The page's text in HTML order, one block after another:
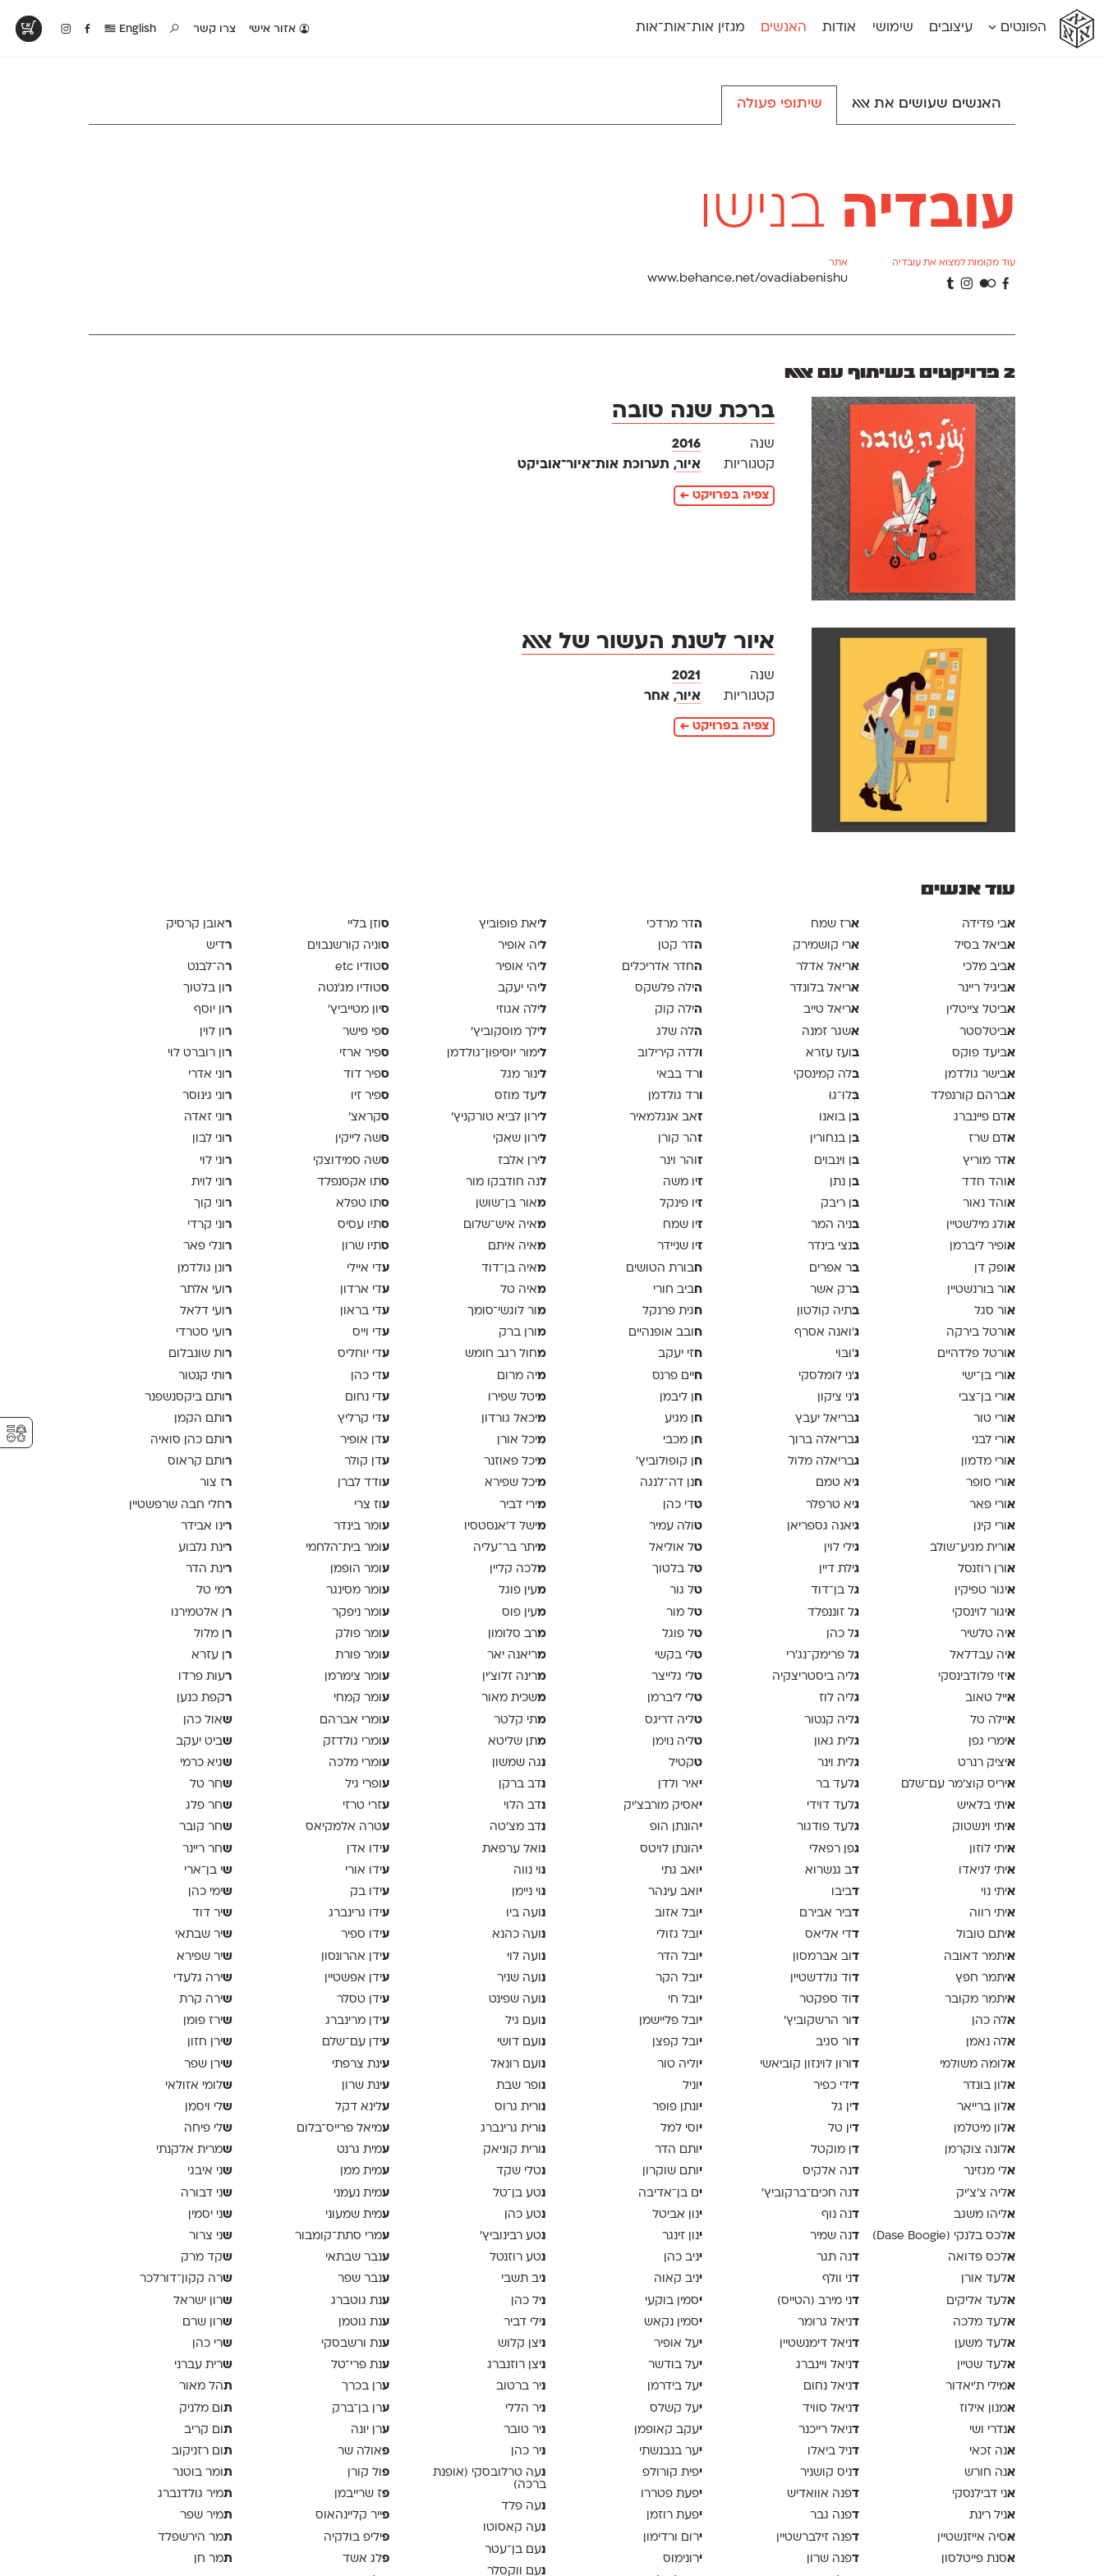
אא
אא
א
א
הפונטים עיצובים שימושי אודות האנשים מגזין אות־אות־אות אזור אישי צרו קשר English
מטריפים שנעשו עם
פונטים על־גבי דף A4
של הפונטים שלנו זה
האנשים שעושים את אאא שיתופי פעולה
עובדיה בנישו
עוד מקומות למצוא את עובדיה
Γ
β
Θ
Τ
אתר
www.behance.net/ovadiabenishu
2 פרויקטים בשיתוף עם אאא
ברכת שנה טובה
שנה
2016
קטגוריות
איור, תערוכת אות־איור־אוביקט
צפיה בפרויקט ←
איור לשנת העשור של אאא
שנה
2021
קטגוריות
איור, אחר
צפיה בפרויקט ←
עוד אנשים
אבי פדידה
אביאל בסיל
אביב מלכי
אביגיל ריינר
אביטל צייטלין
אביטלסטר
אביעד פוקס
אבישר גולדמן
אברהם קורנפלד
אדם פיינברג
אדם שרז
אדר מוריץ
אוהד חדד
אוהד נאור
אולג מילשטיין
אופיר ליברמן
אופק דן
אור בורנשטיין
אור סגל
אורטל בירקה
אורטל פלדהיים
אורי בן־ישי
אורי בן־צבי
אורי טור
אורי לבני
אורי מדמון
אורי סופר
אורי פאר
אורי קינן
אורית מגיע־שולב
אורן רוזנסל
איגור טפיקין
איגור לוינסקי
איה טלשיר
איה עבדלאל
איזי פלודבינסקי
אייל טאוב
איילה טל
אימרי גפן
איציק רנרט
איריס קוצ׳מר עם־שלם
איתי בלאיש
איתי וינשטוק
איתי לוזון
איתי לניאדו
איתי נוי
איתי רווה
איתם טובול
איתמר דאובה
איתמר חפץ
איתמר מקובר
אלה כהן
אלה נאמן
אלומה משולמי
אלון בונדר
אלון ברייאר
אלון מיטלמן
אלונה צוקרמן
אלי מגזינר
אליה צ׳צ׳יק
אליהו משגב
אלכס בלנקי (Dase Boogie)
אלכס פדואה
אלעד אורן
אלעד אליקים
אלעד מלכה
אלעד משען
אלעד שטיין
אמילי ת׳יאדור
אמנון אילוז
אנדרי ושי
אנה זכאי
אנה חורש
אני דבילנסקי
אניל רינת
אסיה אייזנשטיין
אסנת פייטלסון
ארז שמח
ארי קושמירק
אריאל אדלר
אריאל בלונדר
אריאל טייב
אשגר זמנה
ב ועז עזרא
בלה קמינסקי
בְּלוּ־גוּ
ב ן בואנו
ב ן בנחורין
ב ן וינבוים
ב ן נתן
ב ן ריבק
בניה המר
בנצי בינדר
בר אפרים
ברק אשר
בתיה קולטון
ג'ואנה אסרף
ג'וּבּוֹי
ג׳ני לומלסקי
ג׳ני ציקון
גבריאל יעבץ
גבריאלה ברוך
גבריאלה מלול
גיא טמם
גיא טרפלר
גיאנה גספריאן
גילי לוין
גילת דיין
גל בן־דוד
גל זוננפלד
גל כהן
גל פרימק־נג׳רי
גליה ביסטריצקיה
גליה לוז
גליה קנטור
גלית גאון
גלית וינר
גלעד בר
גלעד דוידי
גלעד פודגור
גפן רפאלי
דב גנשרוא
דביבו
דביר אבירם
דדי אליאס
ד וב אברמסון
ד וד גולדשטיין
ד וד ספקטר
ד ור הרשקוביץ׳
ד ור סגיב
ד ורון לוינזון קוביאשי
דידי כפיר
דין גל
דין טל
ד ן מוקטל
דנה אלקיס
דנה חכים־ברקוביץ׳
דנה נוף
דנה שמיר
דנה תגר
דני וולף
דני מירב (הטייס)
דניאל גרומר
דניאל דימנשטיין
דניאל ויינברג
דניאל נחום
דניאל סוויד
דניאל רייכנר
דניל ביאלו
דניס קושניר
דפנה אוואדיש
דפנה גבר
דפנה זילברשטיין
דפנה שרון
הדר מרדכי
הדר קטן
החדר אדריכלים
הילה פלשקס
הילה קוק
הִלה שלג
ולדה קירילוב
רד בבאי
ורד גולדמן
זאב אנגלמאיר
זהר קורן
זוהר וינר
זיו משה
זיו פינקל
זיו שמח
זיו שניידר
חבורת הטושים
ח ביב חורי
ח גית פרנקל
ח ובב אופנהיים
חזי יעקב
חיים פרנס
ח ן ליבמן
ח ן מגיע
ח ן מכבי
ח ן קופולוביץ'
חנן דה־לנגה
טדי כהן
טולה עמיר
טל אוליאל
טל בלטוך
טל גור
טל מור
טל פוגל
טלי בקשי
טלי גלייצר
טלי ליברמן
טליה דריגס
טליה נוימן
טקטיל
יאיר ולדן
יאסיק מורבצ'יק
יהונתן הופ
יהונתן לויטס
יואב גתי
יואב עינהר
יובל אזוב
יובל גזולי
יובל הדר
יובל הקר
יובל חי
יובל פליישמן
יובל קפצן
יוליה טור
יוניל
יונתן פופר
יוסי למל
יותם הדר
יותם שוקרון
ים בן־אדיבה
ינון אביטל
ינון זינגר
יניב כהן
יניב קאוה
יסמין בוקעי
יסמין נקאש
יעל אופיר
יעל בודשר
יעל בידרמן
יעל קשלס
יעקב קאופמן
יער בנבנשתי
יפית קורולפ
יפעת פטררו
יפעת רוזמן
ירום ורדימון
ירונימוס
ליאת פופוביץ
ליה אופיר
ליהי אופיר
ליהי יעקב
לילה אגוזי
לילך מוסקוביץ'
לימור יוסיפון־גולדמן
לינור מגל
ליעד מוזס
לירון לביא טורקניץ׳
לירון שאקי
לירן אלבז
לנה חודבקו מור
מאור בן־שושן
מאיה איש־שלום
מאיה איתם
מאיה בן־דוד
מאיה טל
מ ור לוגשי־סומך
מ ורן ברק
מחול רגב חומש
מיה מרום
מיטל שפירו
מיכאל גורדון
מיכל אורן
מיכל פאוזנר
מיכל שפירא
מירי דביר
מישל ד׳אנסטסיו
מיתר בר־עליה
מלכה קליין
מעין פוגל
מעין פוס
מרב סלומון
מריאנה יאר
מרינה זלוצ׳ין
משכית מאור
מתי קלטר
מתן שליטא
נגה שמשון
נדב ברקן
נדב הלוי
נדב מצ׳טה
נ ואל ערפאת
נ וי נווה
נ וי ניימן
נ ועה ביו
נ ועה כהנא
נ ועה לוי
נ ועה שניר
נ ועה שפינט
נ ועם גיל
נ ועם דושי
נ ועם רונאל
נ ופר שבת
נ ורית גרוס
נ ורית גרינברג
נ ורית קוניאק
נטלי שקד
נטע בן־טל
נטע כהן
נטע רבינוביץ׳
נטע רוזנטל
ניב תשבי
ניל כהן
נילי דביר
ניצן קלוש
ניצן רוזנברג
ניר ברטוב
ניר הללי
ניר טובר
ניר כהן
נעה טרלובסקי (אופנת
ברכה)
נעה פלד
נעה קאסוטו
נעם בן־עטר
נעם ווקסלר
ס וזן בליי
ס וניה קורשנבוים
סטודיו etc
סטודיו מג'נטה
סיון מטייביץ׳
ספי פישר
ספיר ארזי
ספיר דוד
ספיר זיו
סקראצ׳
סשה לייקין
סשה סמידוצקי
סתו אקסנפלד
סתו טפלא
סתיו עסיס
סתיו שרון
עדי איילי
עדי ארדון
עדי בראון
עדי וייס
עדי יוחליס
עדי כהן
עדי נחום
עדי קרליץ
עדן אופיר
עדן קולר
ע ודד לברן
ע וז צרי
ע ומר בינדר
ע ומר בית־הלחמי
ע ומר הופמן
ע ומר מסינגר
ע ומר ניפקר
ע ומר פולק
ע ומר פורת
ע ומר צימרמן
ע ומר קמחי
ע ומרי אברהם
ע ומרי גולדזק
ע ומרי מלכה
ע ופרי גיל
עזרי טרזי
עטרה אלמקיאס
עידו אדן
עידו אורי
עידו בק
עידו גרינברג
עידו ספיר
עידן אהרונסון
עידן אפשטיין
עידן טסלר
עידן מרינברג
עידן עם־שלם
עינת צרפתי
עינת שרון
עלינא דקל
עמיאל פרייס־בלום
עמית גרנט
עמית ממן
עמית נעמני
עמית שמעוני
עמרי סתת־קומבור
ענבר שבתאי
ענבר שפר
ענת גוטברג
ענת גוטמן
ענת ורשבסקי
ענת פרי־טל
ערן בכרך
ערן בן־ברק
ערן יונה
פאולה שר
פ ול קורן
פז שרייבמן
פייר קליינהאוס
פיליפ בולקיה
פלג אשד
ראובן קרסיק
רדיש
רה־לבנט
רון בלטוך
רון יוסף
רון לוין
רון רוברט לוי
רוני אדרי
רוני גינוסר
רוני זאדה
רוני לבון
רוני לוי
רוני לוית
רוני קוך
רוני קרדי
רונלי פאר
רונן גולדמן
רועי אלתר
רועי דלאל
רועי סטרדי
רות שונבלום
רותי קנטור
רותם ביקסנשפנר
רותם הקמן
רותם כהן סואיה
רותם קראוס
רז צור
רחלי חבה שרפשטיין
רינו אבידר
רינת גלבוע
רינת הדר
רמי טל
רן אלטמירנו
רן מלול
רן עזרא
רעות פרדו
רקפת כנען
שאול כהן
שביט יעקב
שגיא כרמי
שחר טל
שחר פלג
שחר קובר
שחר ריינר
שי בן־ארי
שימי כהן
שיר דוד
שיר שבתאי
שיר שפירא
שירה גלעדי
שירה קרת
שירז פומן
שירן חזון
שירן שפר
שלומי אזולאי
שלי ויסמן
שלי פיחה
שמרית אלקנתי
שני איבגי
שני דבורה
שני יסמין
שני צרור
שקד מרק
שרה קקון־דורלכר
שרון ישראל
שרון שרם
שרי כהן
שרית עברני
תהל מאור
תום מלניק
תום קריב
תום רזניקוב
תומר בוטנר
תמיר גולדנברג
תמיר שפר
תמר הירשפלד
תמר חן
⚥︎